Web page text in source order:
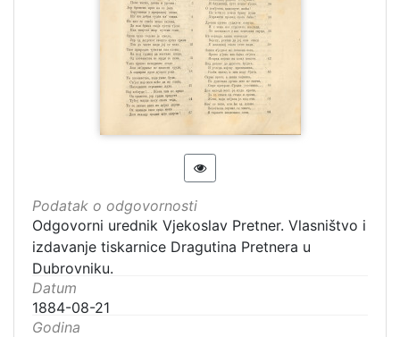
Podatak o odgovornosti
Odgovorni urednik Vjekoslav Pretner. Vlasništvo i
izdavanje tiskarnice Dragutina Pretnera u
Dubrovniku.
Datum
1884-08-21
Godina